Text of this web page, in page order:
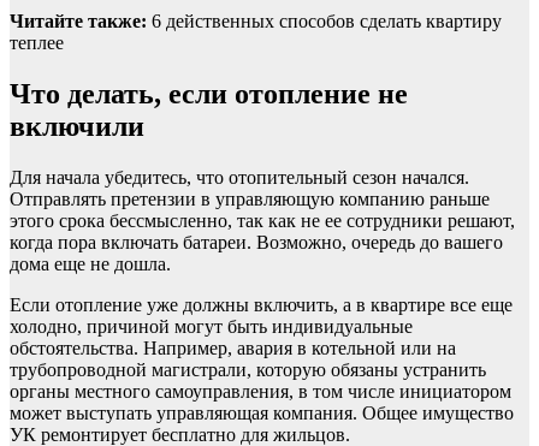
Читайте также: 6 действенных способов сделать квартиру
теплее
Что делать, если отопление не
включили
Для начала убедитесь, что отопительный сезон начался.
Отправлять претензии в управляющую компанию раньше
этого срока бессмысленно, так как не ее сотрудники решают,
когда пора включать батареи. Возможно, очередь до вашего
дома еще не дошла.
Если отопление уже должны включить, а в квартире все еще
холодно, причиной могут быть индивидуальные
обстоятельства. Например, авария в котельной или на
трубопроводной магистрали, которую обязаны устранить
органы местного самоуправления, в том числе инициатором
может выступать управляющая компания. Общее имущество
УК ремонтирует бесплатно для жильцов.